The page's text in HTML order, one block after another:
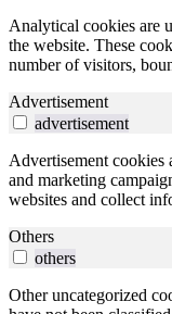
Analytical cookies are
the website. These
number of visitors,
Advertisement
advertisement
Advertisement cookies
and marketing
websites and collect
Others
others
Other uncategorized